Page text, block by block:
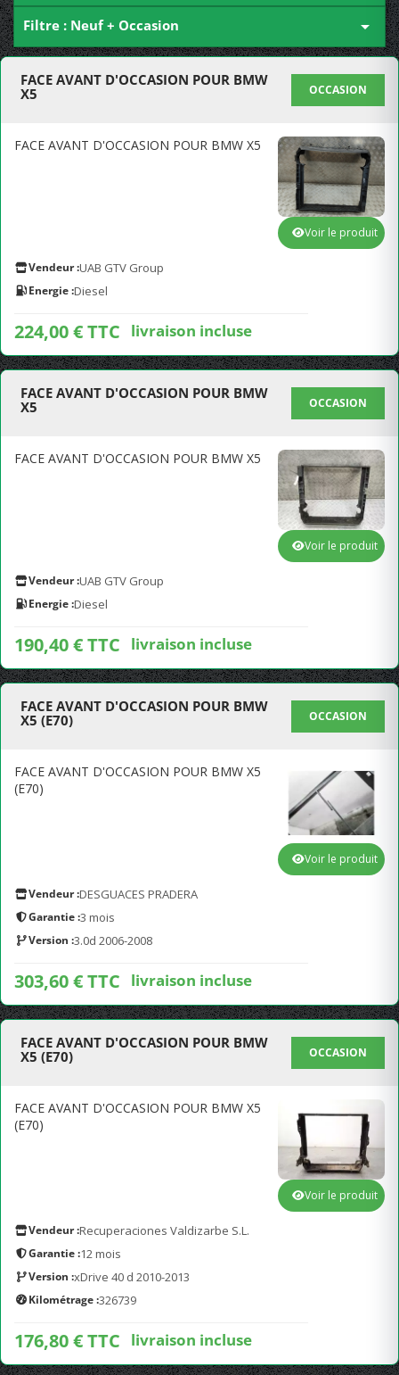
Filtre : Neuf + Occasion 
FACE AVANT D'OCCASION POUR BMW
X5
OCCASION
FACE AVANT D'OCCASION POUR BMW X5
Vendeur :UAB GTV Group
Energie :Diesel
224,00 € TTC livraison incluse
Voir le produit
FACE AVANT D'OCCASION POUR BMW
X5
OCCASION
FACE AVANT D'OCCASION POUR BMW X5
Vendeur :UAB GTV Group
Energie :Diesel
190,40 € TTC livraison incluse
Voir le produit
FACE AVANT D'OCCASION POUR BMW
X5 (E70)
OCCASION
FACE AVANT D'OCCASION POUR BMW X5
(E70)
Vendeur :DESGUACES PRADERA
Garantie :3 mois
Version :3.0d 2006-2008
303,60 € TTC livraison incluse
Voir le produit
FACE AVANT D'OCCASION POUR BMW
X5 (E70)
OCCASION
FACE AVANT D'OCCASION POUR BMW X5
(E70)
Vendeur :Recuperaciones Valdizarbe S.L.
Garantie :12 mois
Version :xDrive 40 d 2010-2013
Kilométrage :326739
176,80 € TTC livraison incluse
Voir le produit